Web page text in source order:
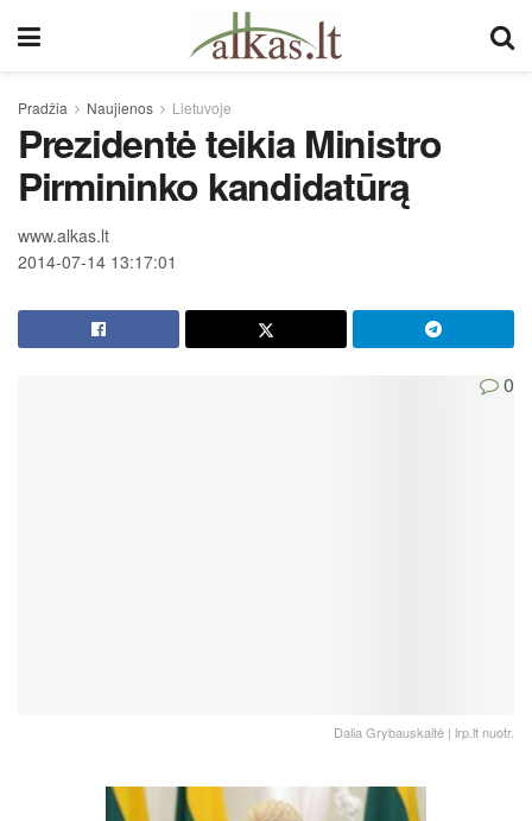
Pradžia Naujienos Lietuvoje
Prezidentė teikia Ministro
Pirmininko kandidatūrą
www.alkas.lt
2014-07-14 13:17:01
0
Dalia Grybauskaitė | lrp.lt nuotr.